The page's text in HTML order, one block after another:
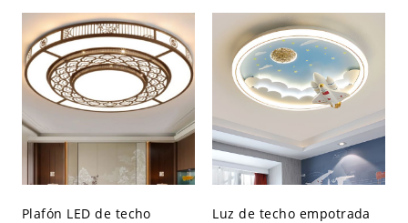
110 A 120 V Gris Blanco
Redondo
redondo semi empotrado
para dormitorio
Plafón LED de techo
Luz de techo empotrada